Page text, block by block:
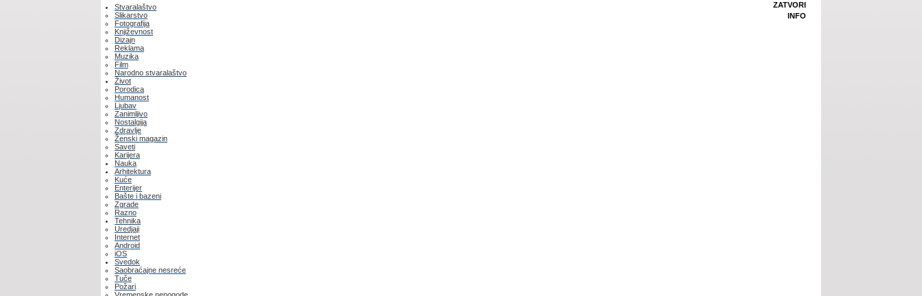
Stvaralaštvo
Slikarstvo
Fotografija
Književnost
Dizajn
Reklama
Muzika
Film
Narodno stvaralaštvo
Život
Porodica
Humanost
Ljubav
Zanimljivo
Nostalgija
Zdravlje
Ženski magazin
Saveti
Karijera
Nauka
Arhitektura
Kuće
Enterijer
Bašte i bazeni
Zgrade
Razno
Tehnika
Uredjaji
Internet
Android
iOS
Svedok
Saobraćajne nesreće
Tuče
Požari
ZATVORI
INFO